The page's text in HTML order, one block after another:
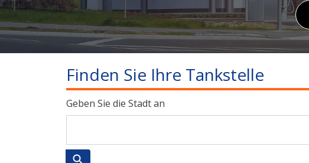
Finden Sie Ihre Tankstelle
Geben Sie die Stadt an